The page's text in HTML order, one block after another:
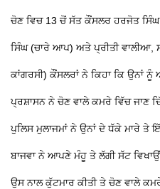
ਚੋਣ ਵਿਚ 13 ਚੋਂ ਸੱਤ ਕੌਂਸਲਰ ਹਰਜੋਤ
ਸਿੰਘ (ਚਾਰੇ ਆਪ) ਅਤੇ ਪ੍ਰੀਤੀ ਵਾਲੀਆ,
ਕਾਂਗਰਸੀ) ਕੌਂਸਲਰਾਂ ਨੇ ਕਿਹਾ ਕਿ ਉਨਾਂ
ਪ੍ਰਸ਼ਾਸਨ ਨੇ ਚੋਣ ਵਾਲੇ ਕਮਰੇ ਵਿੱਚ ਜਾਣ
ਪੁਲਿਸ ਮੁਲਾਜਮਾਂ ਨੇ ਉਨਾਂ ਦੇ ਧੱਕੇ ਮਾਰੇ ਤੇ
ਬਾਜਵਾ ਨੇ ਆਪਣੇ ਮੰਹੂ ਤੇ ਲੱਗੀ ਸੱਟ
ਉਸ ਨਾਲ ਕੁੱਟਮਾਰ ਕੀਤੀ ਤੇ ਚੋਣ ਵਾਲੇ